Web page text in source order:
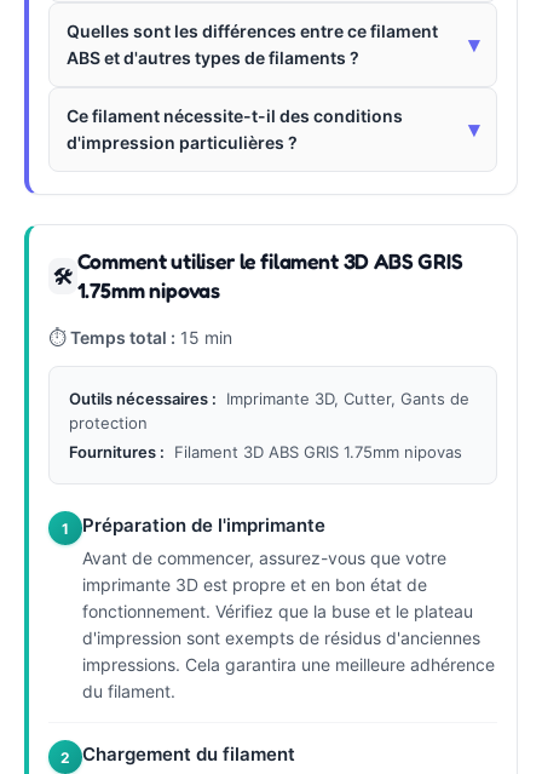
Quelles sont les différences entre ce filament
ABS et d'autres types de filaments ?
▾
Ce filament nécessite-t-il des conditions
d'impression particulières ?
▾
🛠
Comment utiliser le filament 3D ABS GRIS
1.75mm nipovas
⏱Temps total : 15 min
Outils nécessaires :
Imprimante 3D, Cutter, Gants de
protection
Fournitures :
Filament 3D ABS GRIS 1.75mm nipovas
1 Préparation de l'imprimante
Avant de commencer, assurez-vous que votre
imprimante 3D est propre et en bon état de
fonctionnement. Vérifiez que la buse et le plateau
d'impression sont exempts de résidus d'anciennes
impressions. Cela garantira une meilleure adhérence
du filament.
2 Chargement du filament